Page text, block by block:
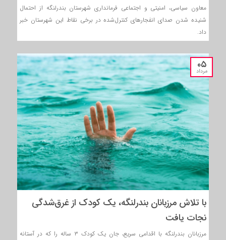
معاون سیاسی، امنیتی و اجتماعی فرمانداری شهرستان بندرلنگه از احتمال
شنیده شدن صدای انفجارهای کنترل‌شده در برخی نقاط این شهرستان خبر
داد.
۰۵
مرداد
با تلاش مرزبانان بندرلنگه، یک کودک از غرق‌شدگی
نجات یافت
مرزبانان بندرلنگه با اقدامی سریع، جان یک کودک ۳ ساله را که در آستانه